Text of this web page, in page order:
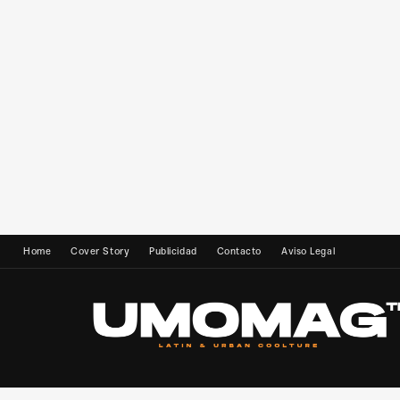
Home Cover Story Publicidad Contacto Aviso Legal